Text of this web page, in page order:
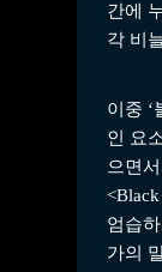
간에
각 비
이중 ‘
인 요
으면
엄습
가의